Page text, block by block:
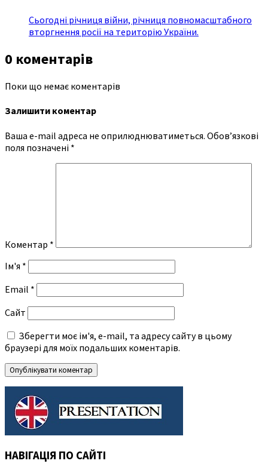
Сьогодні річниця війни, річниця повномасштабного
вторгнення росії на територію України.
0 коментарів
Поки що немає коментарів
Залишити коментар
Ваша e-mail адреса не оприлюднюватиметься. Обов’язкові
поля позначені *
Коментар *
Ім'я *
Email *
Сайт
Зберегти моє ім'я, e-mail, та адресу сайту в цьому
браузері для моїх подальших коментарів.
НАВІГАЦІЯ ПО САЙТІ